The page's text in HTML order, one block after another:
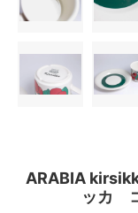
ARABIA
ッカ